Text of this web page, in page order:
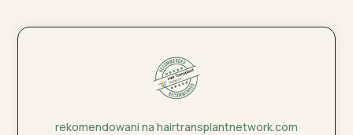
rekomendowani na hairtransplantnetwork.com